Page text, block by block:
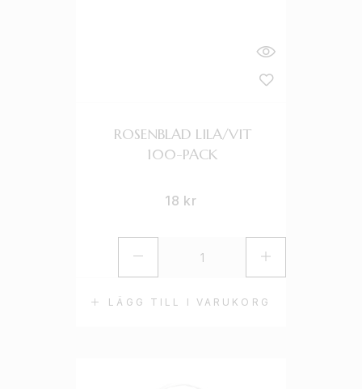
LÄGG TILL I VARUKORG
ROSENBLAD LILA/VIT
100-PACK
18 kr